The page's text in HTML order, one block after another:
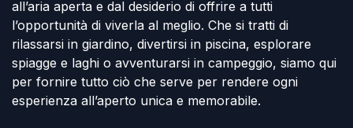
all’aria aperta e dal desiderio di offrire a tutti
l’opportunità di viverla al meglio. Che si tratti di
rilassarsi in giardino, divertirsi in piscina, esplorare
spiagge e laghi o avventurarsi in campeggio, siamo qui
per fornire tutto ciò che serve per rendere ogni
esperienza all’aperto unica e memorabile.